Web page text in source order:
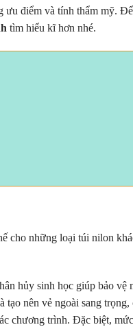
ưu điểm và tính thẩm mỹ.
tìm hiểu kĩ hơn nhé.
cho những loại túi nilon
hủy sinh học giúp bảo vệ
nên vẻ ngoài sang
chương trình. Đặc biệt,